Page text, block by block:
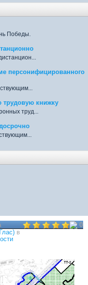
Победы.
персонифицированного
трудовую книжку
труд...
0
в